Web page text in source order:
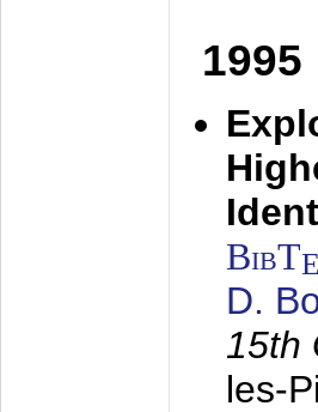
1995
BibTE
D.
15th
les-